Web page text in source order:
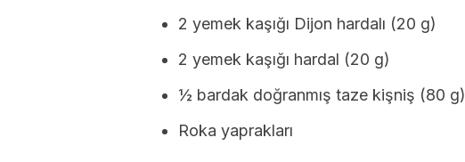
2 yemek kaşığı Dijon hardalı (20 g)
2 yemek kaşığı hardal (20 g)
½ bardak doğranmış taze kişniş (80 g)
Roka yaprakları